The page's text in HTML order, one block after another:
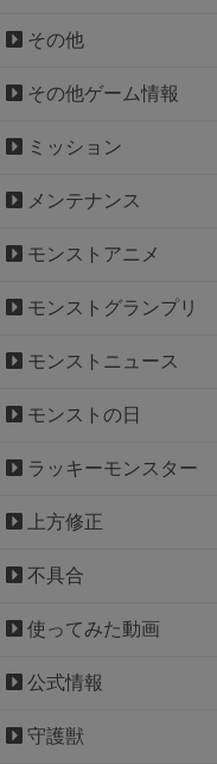
その他
その他ゲーム情報
ミッション
メンテナンス
モンストアニメ
モンストグランプリ
モンストニュース
モンストの日
ラッキーモンスター
上方修正
不具合
使ってみた動画
公式情報
守護獣